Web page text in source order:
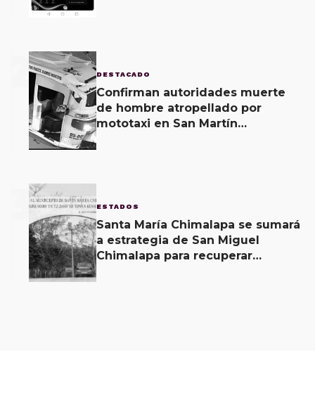
2 DESTACADO
Confirman autoridades muerte
de hombre atropellado por
mototaxi en San Martín
3 ESTADOS
Santa María Chimalapa se sumará
a estrategia de San Miguel
Chimalapa para recuperar